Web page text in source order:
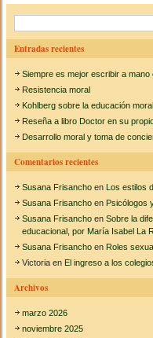
u
c
a
Entradas recientes
Siempre es mejor escribir a
Resistencia moral
Kohlberg sobre la educación moral
Reseña a libro Doctor en su
Desarrollo moral y toma de
Comentarios recientes
Susana Frisancho enLos estilos
Susana Frisancho enPsicólogos
Susana Frisancho enSobre la
educacional, por María Isabel La
Susana Frisancho enRoles
Victoria enEl ingreso a los
Archivos
marzo 2026
noviembre 2025